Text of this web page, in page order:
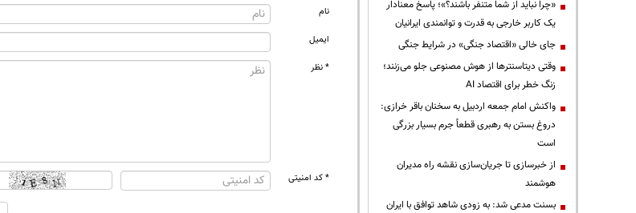
نام
ایمیل
* نظر
* کد امنیتی
«چرا نباید از شما متنفر باشند؟»؛ پاسخ معنادار
یک کاربر خارجی به قدرت و توانمندی ایرانیان
جای خالی «اقتصاد جنگی» در شرایط جنگی
وقتی دیتاسنترها از هوش مصنوعی جلو می‌زنند؛
زنگ خطر برای اقتصاد AI
واکنش امام جمعه اردبیل به سخنان باقر خرازی:
دروغ بستن به رهبری قطعاً جرم بسیار بزرگی
است
از خبرسازی تا جریان‌سازی نقشه راه مدیران
هوشمند
بسنت مدعی شد: به زودی شاهد توافق با ایران